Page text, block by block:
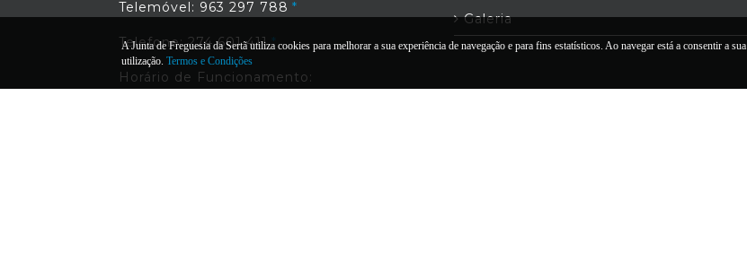
Telemóvel: 963 297 788
Telefone: 274 601 411
Horário de Funcionamento:
Galeria
A Junta de Freguesia da Sertã utiliza cookies para melhorar a sua experiência de navegação e para fins estatísticos. Ao navegar está a consentir a sua
utilização. Termos e Condições